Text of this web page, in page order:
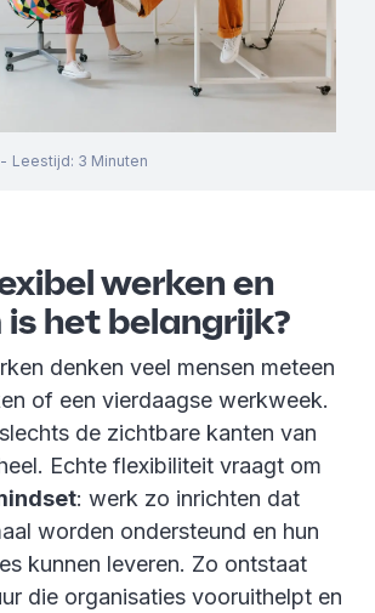
- Leestijd: 3 Minuten
werken en
het belangrijk?
denken veel mensen meteen
of een vierdaagse werkweek.
de zichtbare kanten van
Echte flexibiliteit vraagt om
: werk zo inrichten dat
worden ondersteund en hun
kunnen leveren. Zo ontstaat
die organisaties vooruithelpt en